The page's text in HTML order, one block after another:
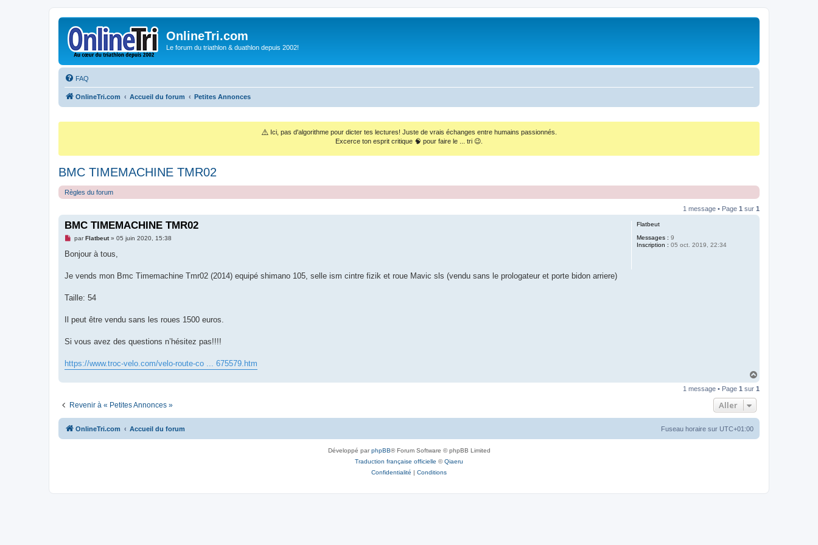
OnlineTri.com
Le forum du triathlon & duathlon depuis 2002!
FAQ
OnlineTri.com Accueil du forum Petites Annonces
⚠️ Ici, pas d'algorithme pour dicter tes lectures! Juste de vrais échanges entre humains passionnés.
Excerce ton esprit critique 🧠 pour faire le ... tri 😉.
BMC TIMEMACHINE TMR02
Règles du forum
1 message • Page 1 sur 1
Flatbeut
Messages : 9
Inscription : 05 oct. 2019, 22:34
BMC TIMEMACHINE TMR02
M
s
g
o
u
parFlatbeut» 05 juin 2020, 15:38
Bonjour à tous,
Je vends mon Bmc Timemachine Tmr02 (2014) equipé shimano 105, selle ism cintre fizik et roue Mavic sls (vendu sans le prologateur et porte bidon arriere)
Taille: 54
Il peut être vendu sans les roues 1500 euros.
Si vous avez des questions n’hésitez pas!!!!
https://www.troc-velo.com/velo-route-co ... 675579.htm
u
1 message • Page 1 sur 1
Revenir à « Petites Annonces » Aller
OnlineTri.com Accueil du forum Fuseau horaire sur UTC+01:00
Développé parphpBB® Forum Software © phpBB Limited
Traduction française officielle ©Qiaeru
Confidentialité | Conditions